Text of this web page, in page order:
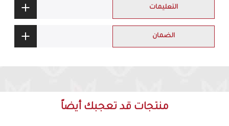
التعليمات
الضمان
منتجات قد تعجبك أيضاً